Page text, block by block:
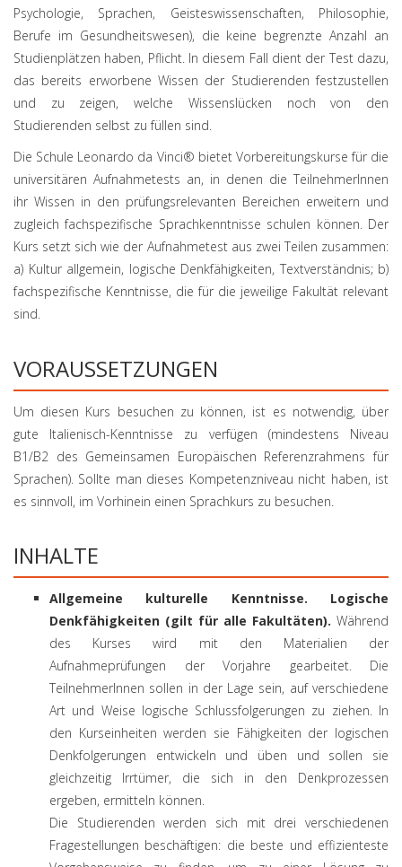
Psychologie, Sprachen, Geisteswissenschaften, Philosophie,
Berufe im Gesundheitswesen), die keine begrenzte Anzahl an
Studienplätzen haben, Pflicht. In diesem Fall dient der Test dazu,
das bereits erworbene Wissen der Studierenden festzustellen
und zu zeigen, welche Wissenslücken noch von den
Studierenden selbst zu füllen sind.
Die Schule Leonardo da Vinci® bietet Vorbereitungskurse für die
universitären Aufnahmetests an, in denen die TeilnehmerInnen
ihr Wissen in den prüfungsrelevanten Bereichen erweitern und
zugleich fachspezifische Sprachkenntnisse schulen können. Der
Kurs setzt sich wie der Aufnahmetest aus zwei Teilen zusammen:
a) Kultur allgemein, logische Denkfähigkeiten, Textverständnis; b)
fachspezifische Kenntnisse, die für die jeweilige Fakultät relevant
sind.
VORAUSSETZUNGEN
Um diesen Kurs besuchen zu können, ist es notwendig, über
gute Italienisch-Kenntnisse zu verfügen (mindestens Niveau
B1/B2 des Gemeinsamen Europäischen Referenzrahmens für
Sprachen). Sollte man dieses Kompetenzniveau nicht haben, ist
es sinnvoll, im Vorhinein einen Sprachkurs zu besuchen.
INHALTE
Allgemeine kulturelle Kenntnisse. Logische
Denkfähigkeiten (gilt für alle Fakultäten). Während
des Kurses wird mit den Materialien der
Aufnahmeprüfungen der Vorjahre gearbeitet. Die
TeilnehmerInnen sollen in der Lage sein, auf verschiedene
Art und Weise logische Schlussfolgerungen zu ziehen. In
den Kurseinheiten werden sie Fähigkeiten der logischen
Denkfolgerungen entwickeln und üben und sollen sie
gleichzeitig Irrtümer, die sich in den Denkprozessen
ergeben, ermitteln können.
Die Studierenden werden sich mit drei verschiedenen
Fragestellungen beschäftigen: die beste und effizienteste